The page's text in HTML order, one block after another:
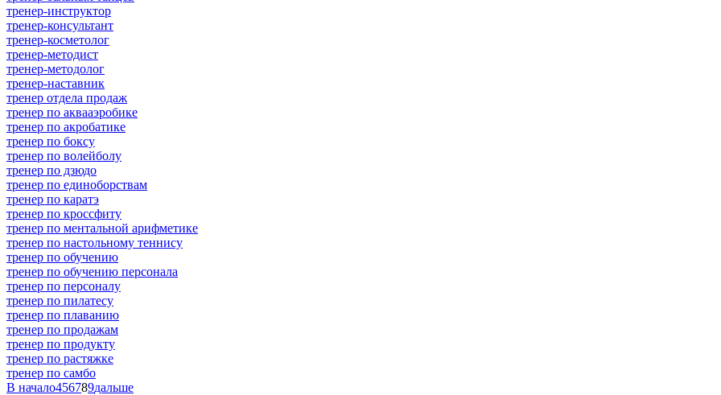
тренер-инструктор
тренер-консультант
тренер-косметолог
тренер-методист
тренер-методолог
тренер-наставник
тренер отдела продаж
тренер по аквааэробике
тренер по акробатике
тренер по боксу
тренер по волейболу
тренер по дзюдо
тренер по единоборствам
тренер по каратэ
тренер по кроссфиту
тренер по ментальной арифметике
тренер по настольному теннису
тренер по обучению
тренер по обучению персонала
тренер по персоналу
тренер по пилатесу
тренер по плаванию
тренер по продажам
тренер по продукту
тренер по растяжке
тренер по самбо
В начало456789дальше